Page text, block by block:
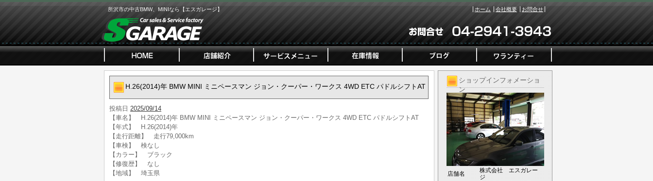
所沢市の中古BMW、MINIなら【エスガレージ】 ホーム 会社概要 お問合せ
ショップインフォメーショ
ン
店舗名
株式会社 エスガレー
ジ
H.26(2014)年 BMW MINI ミニペースマン ジョン・クーパー・ワークス 4WD ETC パドルシフトAT
投稿日 2025/09/14
【車名】 H.26(2014)年 BMW MINI ミニペースマン ジョン・クーパー・ワークス 4WD ETC パドルシフトAT
【年式】 H.26(2014)年
【走行距離】 走行79,000km
【車検】 検なし
【カラー】 ブラック
【修復歴】 なし
【地域】 埼玉県